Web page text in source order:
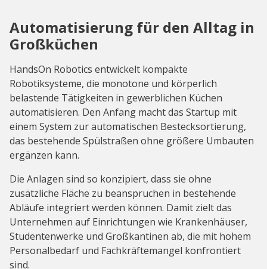
Automatisierung für den Alltag in
Großküchen
HandsOn Robotics entwickelt kompakte
Robotiksysteme, die monotone und körperlich
belastende Tätigkeiten in gewerblichen Küchen
automatisieren. Den Anfang macht das Startup mit
einem System zur automatischen Bestecksortierung,
das bestehende Spülstraßen ohne größere Umbauten
ergänzen kann.
Die Anlagen sind so konzipiert, dass sie ohne
zusätzliche Fläche zu beanspruchen in bestehende
Abläufe integriert werden können. Damit zielt das
Unternehmen auf Einrichtungen wie Krankenhäuser,
Studentenwerke und Großkantinen ab, die mit hohem
Personalbedarf und Fachkräftemangel konfrontiert
sind.